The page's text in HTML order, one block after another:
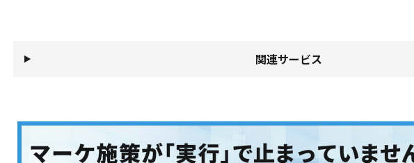
関連サービス